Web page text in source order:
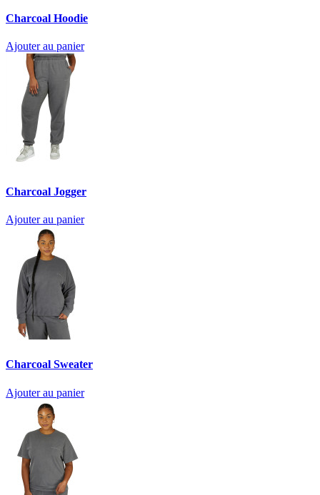
Charcoal Hoodie
Ajouter au panier
Charcoal Jogger
Ajouter au panier
Charcoal Sweater
Ajouter au panier